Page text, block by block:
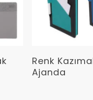
Renk
Ajanda